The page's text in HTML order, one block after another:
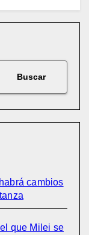
Buscar
cambios
que Milei se